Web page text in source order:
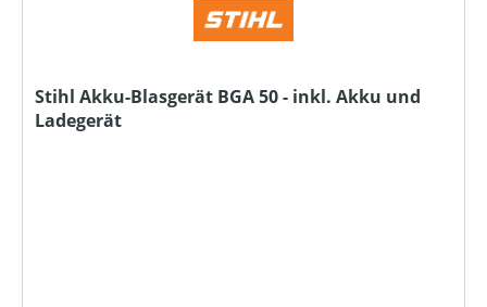
Stihl Akku-Blasgerät BGA 50 - inkl. Akku und
Ladegerät